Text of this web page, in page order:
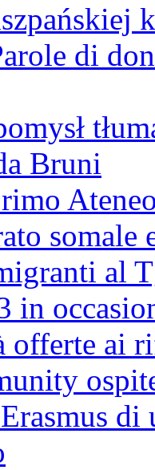
di
Bruni
somale
al
in
offerte ai